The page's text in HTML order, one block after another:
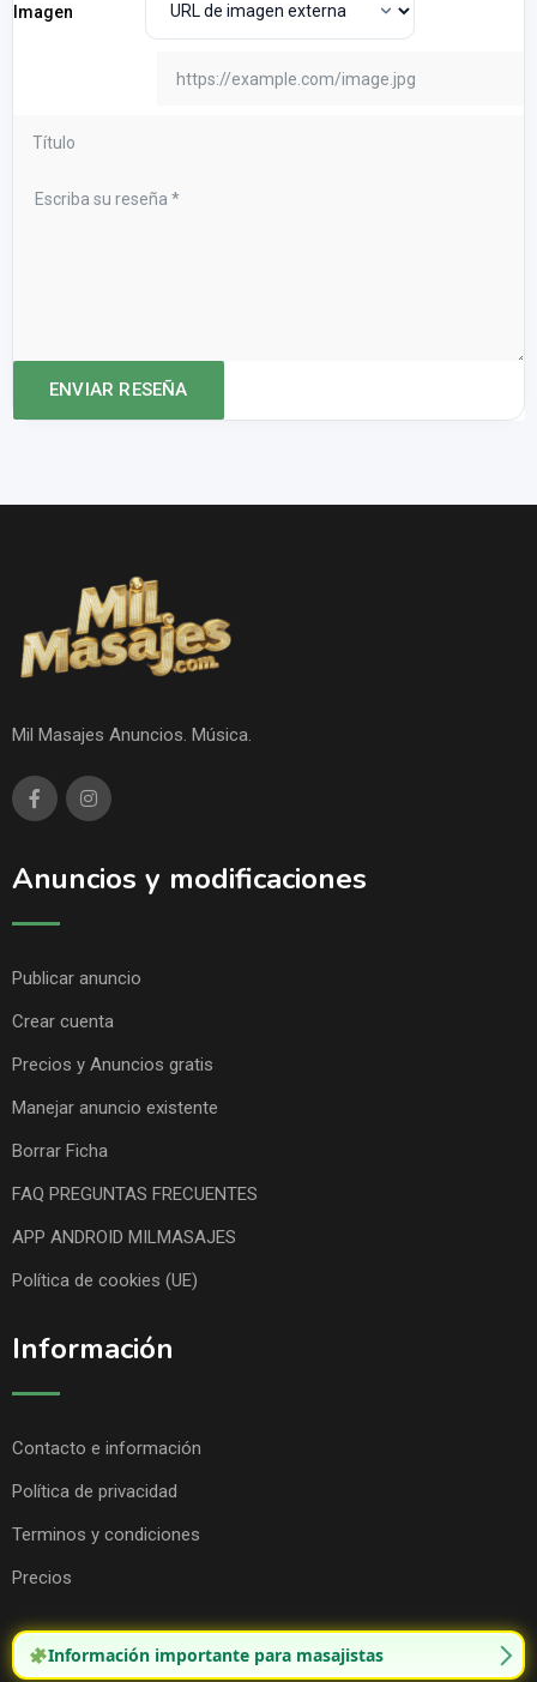
Imagen
Mil Masajes Anuncios. Música.
Anuncios y modificaciones
Publicar anuncio
Crear cuenta
Precios y Anuncios gratis
Manejar anuncio existente
Borrar Ficha
FAQ PREGUNTAS FRECUENTES
APP ANDROID MILMASAJES
Política de cookies (UE)
Información
Contacto e información
Política de privacidad
Terminos y condiciones
Precios
Información importante para masajistas